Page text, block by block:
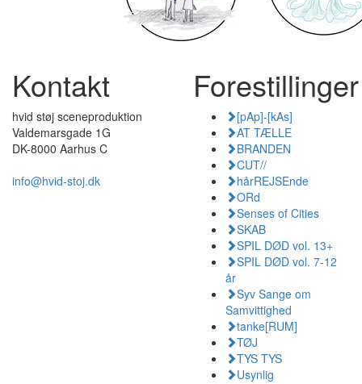
Kontakt
hvid støj sceneproduktion
Valdemarsgade 1G
DK-8000 Aarhus C
info@hvid-stoj.dk
Forestillinger
[pAp]-[kAs]
AT TÆLLE
BRANDEN
CUT//
hårREJSEnde
ORd
Senses of Cities
SKAB
SPIL DØD vol. 13+
SPIL DØD vol. 7-12
år
Syv Sange om
Samvittighed
tanke[RUM]
TØJ
TYS TYS
Usynlig